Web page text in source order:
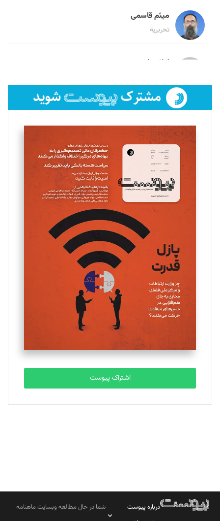
میثم قاسمی
تحریریه
لیلا حنارود
فائزه فتحی رستمی
تحریریه
سروش کرمیان
تحریریه
مینا پاکدل
یسنا امان‌پور
تحریریه
ملینا جعفری
تحریریه
مصطفی مسجدی آرانی
تحریریه
بابک نقاش
تحریریه
اشتراک پیوست
درباره پیوست
شما در حال مطالعه وبسایت ماهنامه